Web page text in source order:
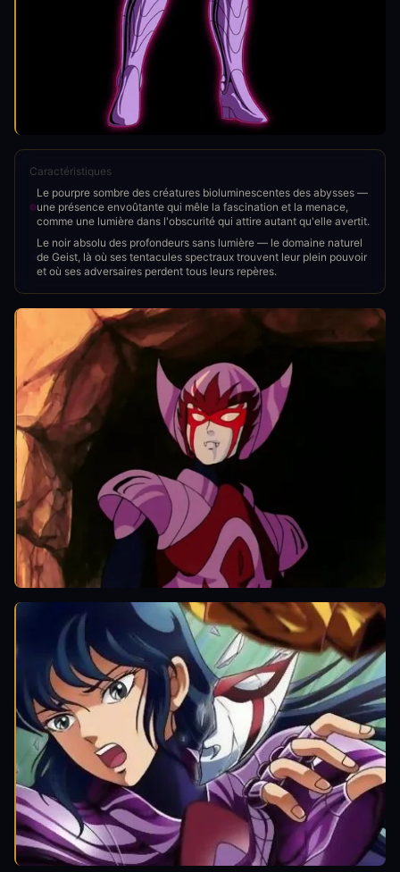
Caractéristiques
Le pourpre sombre des créatures bioluminescentes des abysses —
une présence envoûtante qui mêle la fascination et la menace,
comme une lumière dans l'obscurité qui attire autant qu'elle avertit.
Le noir absolu des profondeurs sans lumière — le domaine naturel
de Geist, là où ses tentacules spectraux trouvent leur plein pouvoir
et où ses adversaires perdent tous leurs repères.